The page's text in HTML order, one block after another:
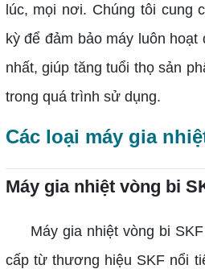
lúc, mọi nơi. Chúng tôi cung
kỳ để đảm bảo máy luôn
nhất, giúp tăng tuổi thọ sản
trong quá trình sử dụng.
Các loại máy gia
Máy gia nhiệt vòng bi
Máy gia nhiệt vòng bi SKF
cấp từ thương hiệu SKF nổi